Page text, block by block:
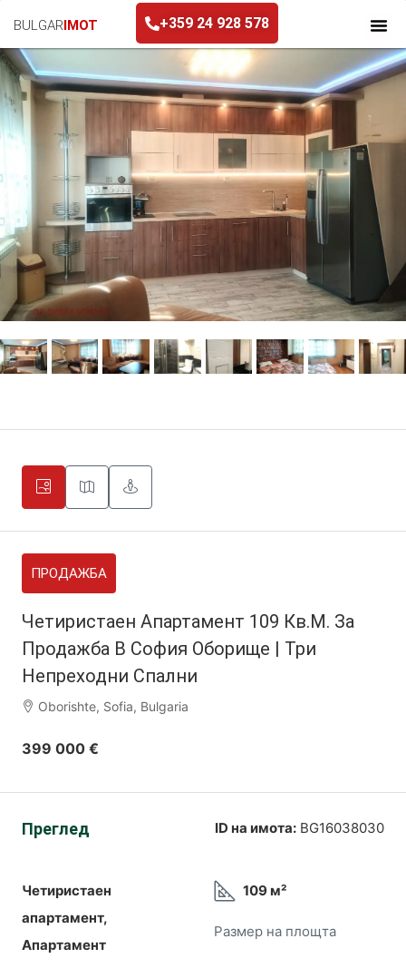
BULGARIMOT +359 24 928 578
ПРОДАЖБА
Четиристаен Апартамент 109 Кв.м. За
Продажба В София Оборище | Три
Непреходни Спални
Oborishte, Sofia, Bulgaria
399 000 €
Преглед ID на имота: BG16038030
Четиристаен
апартамент,
Апартамент
109 м²
Размер на площта